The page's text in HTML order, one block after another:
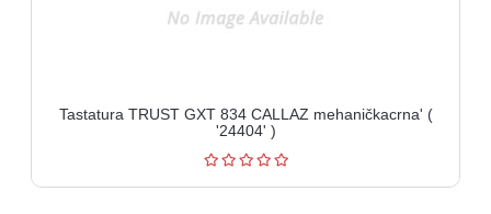
Tastatura TRUST GXT 834 CALLAZ mehaničkacrna' (
'24404' )